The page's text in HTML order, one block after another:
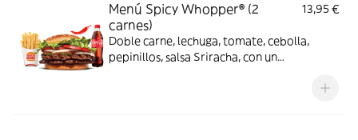
Menú Spicy Whopper® (2
carnes)
13,95 €
Doble carne, lechuga, tomate, cebolla,
pepinillos, salsa Sriracha, con un